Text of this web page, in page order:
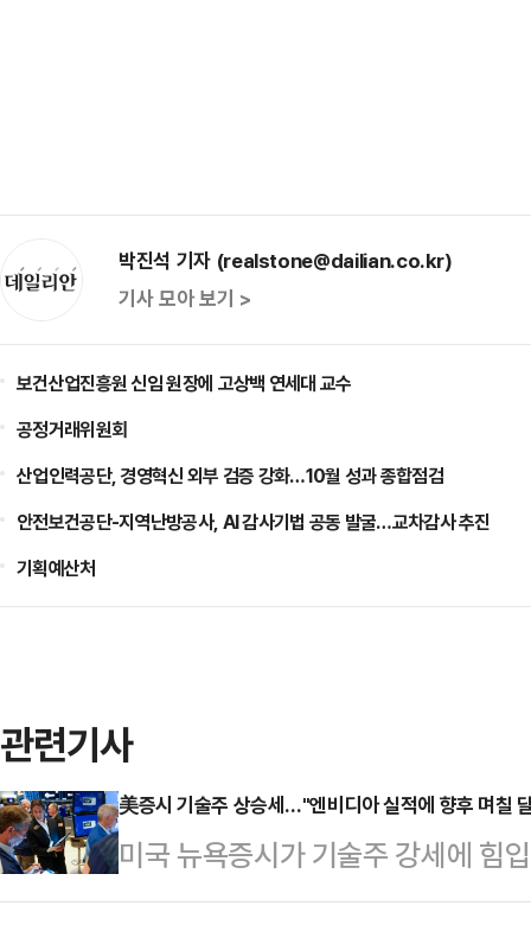
박진석 기자 (realstone@dailian.co.kr)
기사 모아 보기 >
보건산업진흥원 신임 원장에 고상백 연세대 교수
공정거래위원회
산업인력공단, 경영혁신 외부 검증 강화…10월 성과 종합점검
안전보건공단-지역난방공사, AI 감사기법 공동 발굴…교차감사 추진
기획예산처
관련기사
美증시 기술주 상승세…"엔비디아 실적에 향후 며칠
미국 뉴욕증시가 기술주 강세에 힘
방송에 따르면 전통적 우량주로 구